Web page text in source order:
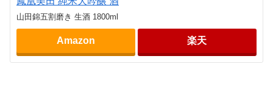
山田錦五割磨き 生酒 1800ml
Amazon 楽天